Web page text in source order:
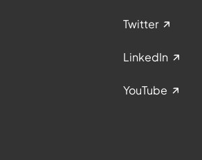
Twitter
LinkedIn
YouTube